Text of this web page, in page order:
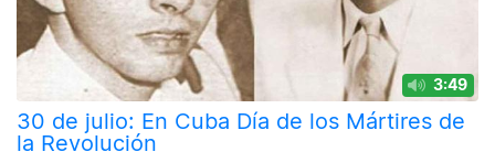
3:49
30 de julio: En Cuba Día de los Mártires de
la Revolución